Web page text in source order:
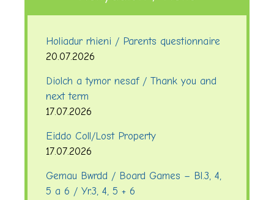
Holiadur rhieni / Parents questionnaire
20.07.2026
Diolch a tymor nesaf / Thank you and
next term
17.07.2026
Eiddo Coll/Lost Property
17.07.2026
Gemau Bwrdd / Board Games – Bl.3, 4,
5 a 6 / Yr.3, 4, 5 + 6